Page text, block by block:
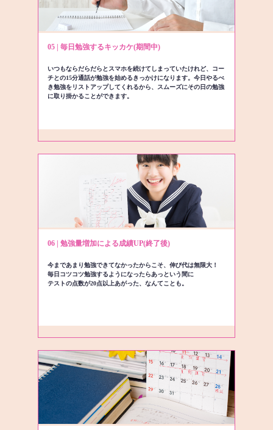
05 | 毎日勉強するキッカケ(期間中)
いつもならだらだらとスマホを続けてしまっていたけれど、コー
チとの15分通話が勉強を始めるきっかけになります。今日やるべ
き勉強をリストアップしてくれるから、スムーズにその日の勉強
に取り掛かることができます。
06 | 勉強量増加による成績UP(終了後)
今まであまり勉強できてなかったからこそ、伸び代は無限大！
毎日コツコツ勉強するようになったらあっという間に
テストの点数が20点以上あがった、なんてことも。